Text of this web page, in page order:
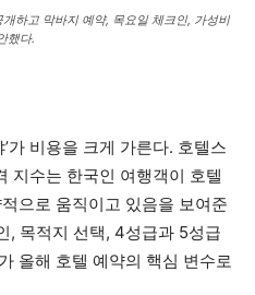
하고 막바지 예약, 목요일 체크인, 가성비
했다.
가 비용을 크게 가른다. 호텔스
지수는 한국인 여행객이 호텔
으로 움직이고 있음을 보여준
, 목적지 선택, 4성급과 5성급
올해 호텔 예약의 핵심 변수로